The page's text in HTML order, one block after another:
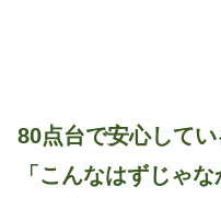
80点台で安心してい
「こんなはずじゃ